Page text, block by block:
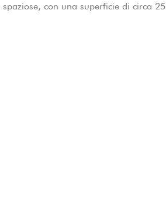
con una superficie di circa 25